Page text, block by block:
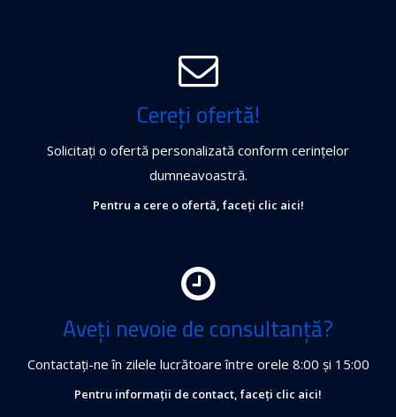
Cereți ofertă!
Solicitați o ofertă personalizată conform cerințelor
dumneavoastră.
Pentru a cere o ofertă, faceți clic aici!
Aveți nevoie de consultanță?
Contactați-ne în zilele lucrătoare între orele 8:00 și 15:00
Pentru informații de contact, faceți clic aici!